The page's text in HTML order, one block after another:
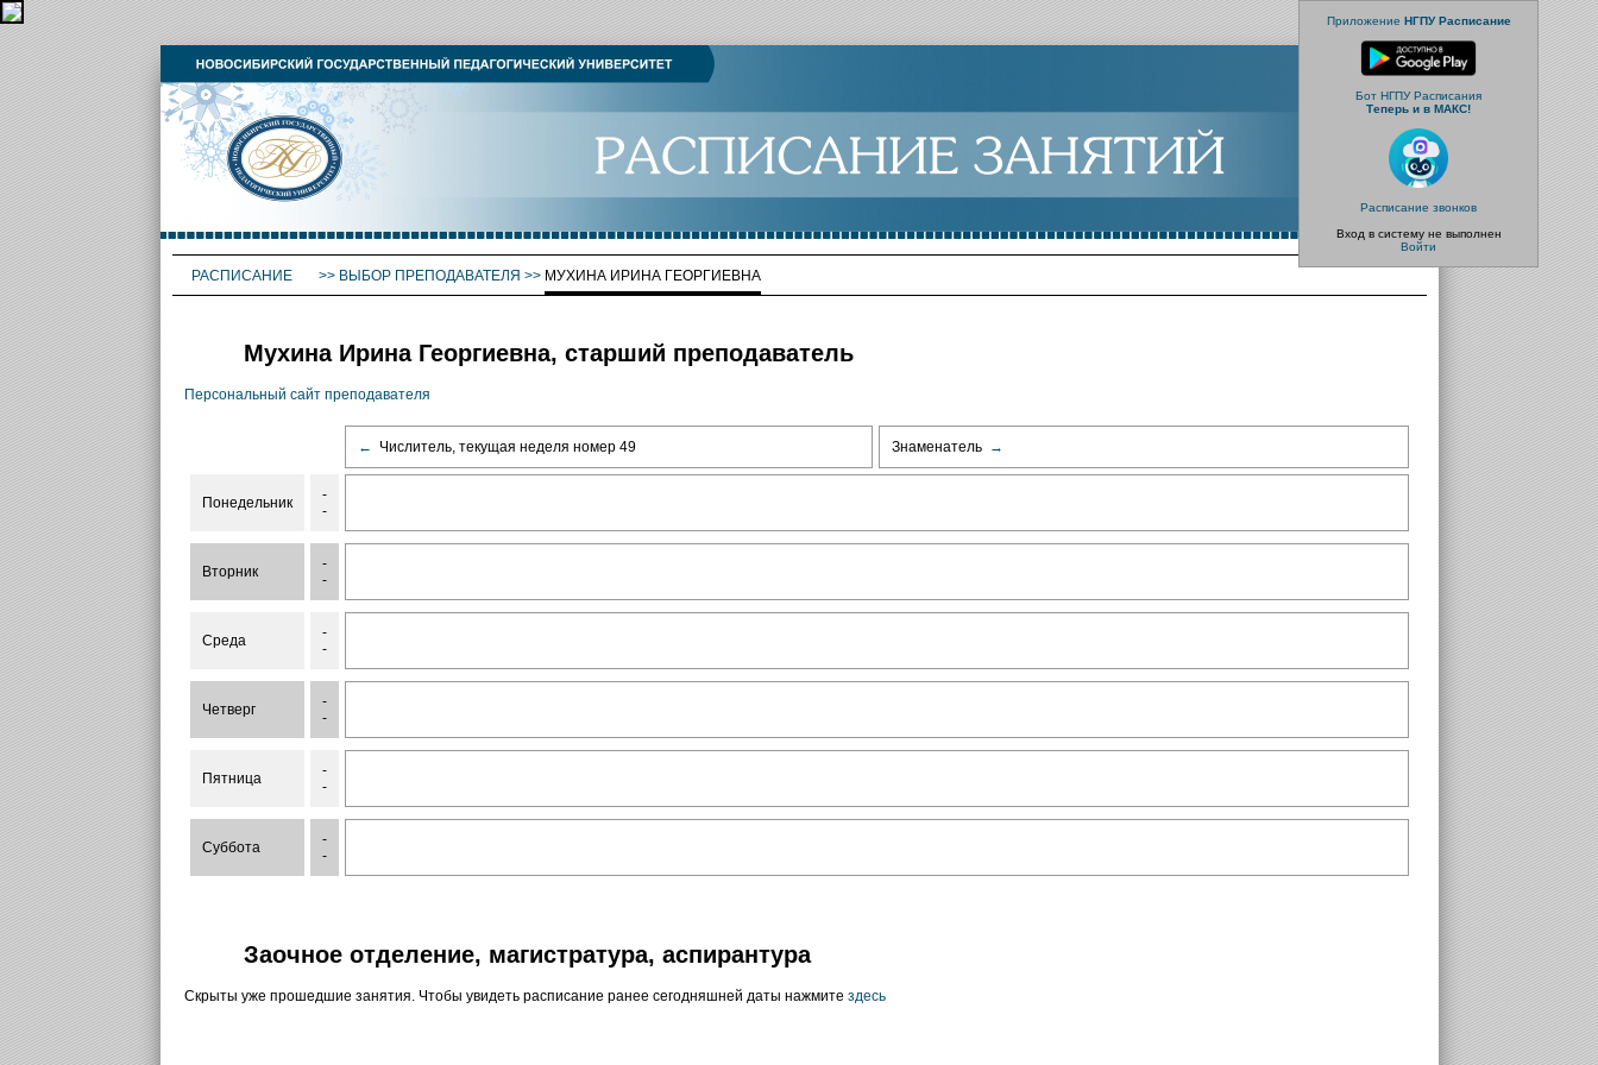
Приложение НГПУ Расписание
Бот НГПУ Расписания
Теперь и в МАКС!
Расписание звонков
Вход в систему не выполнен
Войти
РАСПИСАНИЕ >> ВЫБОР ПРЕПОДАВАТЕЛЯ >> МУХИНА ИРИНА ГЕОРГИЕВНА
Мухина Ирина Георгиевна, старший преподаватель
Персональный сайт преподавателя
← Числитель, текущая неделя номер 49 Знаменатель →
Понедельник
-
-
Вторник
-
-
Среда
-
-
Четверг
-
-
Пятница
-
-
Суббота
-
-
Заочное отделение, магистратура, аспирантура
Скрыты уже прошедшие занятия. Чтобы увидеть расписание ранее сегодняшней даты нажмите здесь